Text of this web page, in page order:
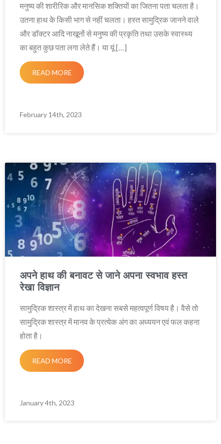
मनुष्य की शारीरिक और मानसिक शक्तियों का जितना पता चलता है।
उतना हाथ के किसी भाग से नहीं चलता। हस्त सामुद्रिक जानने वाले
और डॉक्टर आदि नाखूनों से मनुष्य की प्रकृति तथा उसके स्वास्थ्य
का बहुत कुछ पता लगा लेते हैं। या यूं […]
READ MORE
February 14th, 2023
अपने हाथ की बनावट से जाने अपना स्वभाव हस्त
रेखा विज्ञान
सामुद्रिक शास्त्र में हाथ का देखना सबसे महत्वपूर्ण विषय है। वैसे तो
सामुद्रिक शास्त्र में मानव के प्रत्येक अंग का अध्ययन एवं फल कहना
होता है।
READ MORE
January 4th, 2023